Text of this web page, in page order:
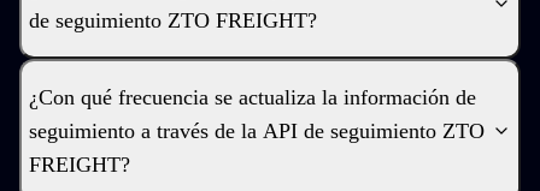
de seguimiento ZTO FREIGHT?
¿Con qué frecuencia se actualiza la información de
seguimiento a través de la API de seguimiento ZTO
FREIGHT?